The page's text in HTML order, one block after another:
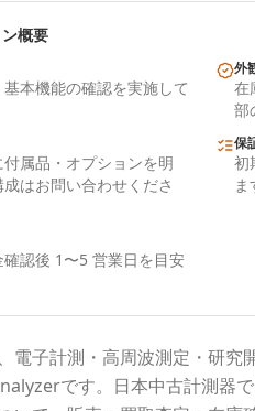
概要
本機能の確認を実施して
外
在
部
属品・オプションを明
はお問い合わせくださ
保
初
ま
認後 1〜5 営業日を目安
電子計測・高周波測定・研究
です。 日本中古計測器で